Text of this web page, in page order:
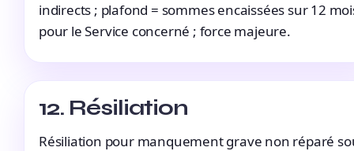
indirects ; plafond = sommes encaissées sur 12
pour le Service concerné ; force majeure.
12. Résiliation
Résiliation pour manquement grave non réparé